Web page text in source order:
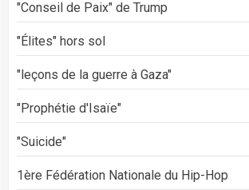
"Conseil de Paix" de Trump
"Élites" hors sol
"leçons de la guerre à Gaza"
"Prophétie d'Isaïe"
"Suicide"
1ère Fédération Nationale du Hip-Hop